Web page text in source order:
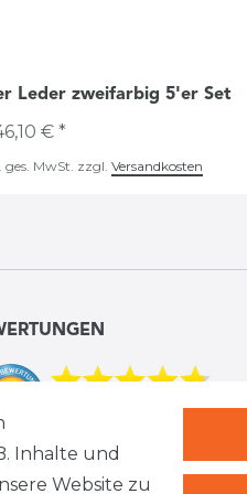
Leder zweifarbig 5'er Set
€ *
ges. MwSt. zzgl. Versandkosten
Inhalte und
Website zu